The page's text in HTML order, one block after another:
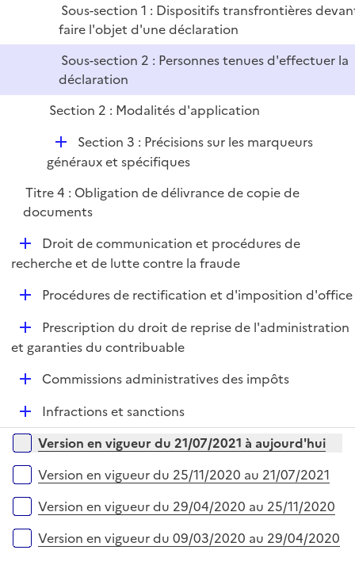
e
r
p
l
e
r
Sous-section 1 : Dispositifs transfrontières
faire l'objet d'une déclaration
Sous-section 2 : Personnes tenues d'effectuer la
déclaration
Section 2 : Modalités d'application
D
é
l
i
e
Section 3 : Précisions sur les marqueurs
généraux et spécifiques
Titre 4 : Obligation de délivrance de copie de
documents
D
é
r
Droit de communication et procédures de
recherche et de lutte contre la fraude
D
l
Procédures de rectification et d'imposition d'office
D
é
r
Prescription du droit de reprise de l'administration
et garanties du contribuable
D
e
Commissions administratives des impôts
D
é
p
e
Infractions et sanctions
Versions sur la période
Version en vigueur du 21/07/2021 à aujourd'hui
Version en vigueur du 25/11/2020 au 21/07/2021
Version en vigueur du 29/04/2020 au 25/11/2020
Version en vigueur du 09/03/2020 au 29/04/2020